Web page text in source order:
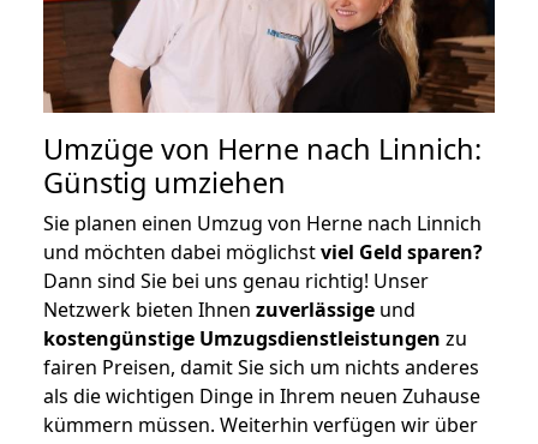
Umzüge von Herne nach Linnich:
Günstig umziehen
Sie planen einen Umzug von Herne nach Linnich
und möchten dabei möglichstviel Geld sparen?
Dann sind Sie bei uns genau richtig! Unser
Netzwerk bieten Ihnen zuverlässige und
kostengünstige Umzugsdienstleistungen zu
fairen Preisen, damit Sie sich um nichts anderes
als die wichtigen Dinge in Ihrem neuen Zuhause
kümmern müssen. Weiterhin verfügen wir über